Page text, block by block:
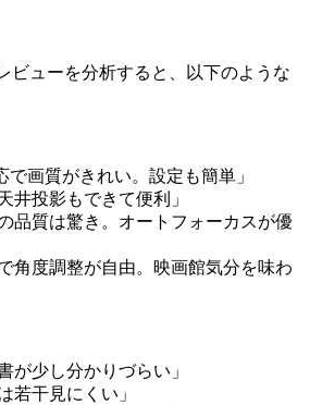
ビューを分析すると、以下のような
で画質がきれい。設定も簡単」
井投影もできて便利」
品質は驚き。オートフォーカスが優
角度調整が自由。映画館気分を味わ
が少し分かりづらい」
若干見にくい」